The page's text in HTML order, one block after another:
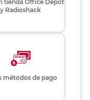
tienda Office Depot
y Radioshack
métodos de pago